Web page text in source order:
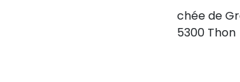
chée de
5300 Thon